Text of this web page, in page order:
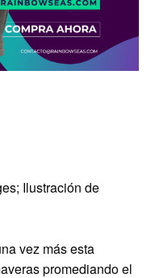
Ilustración de
vez más esta
promediando el